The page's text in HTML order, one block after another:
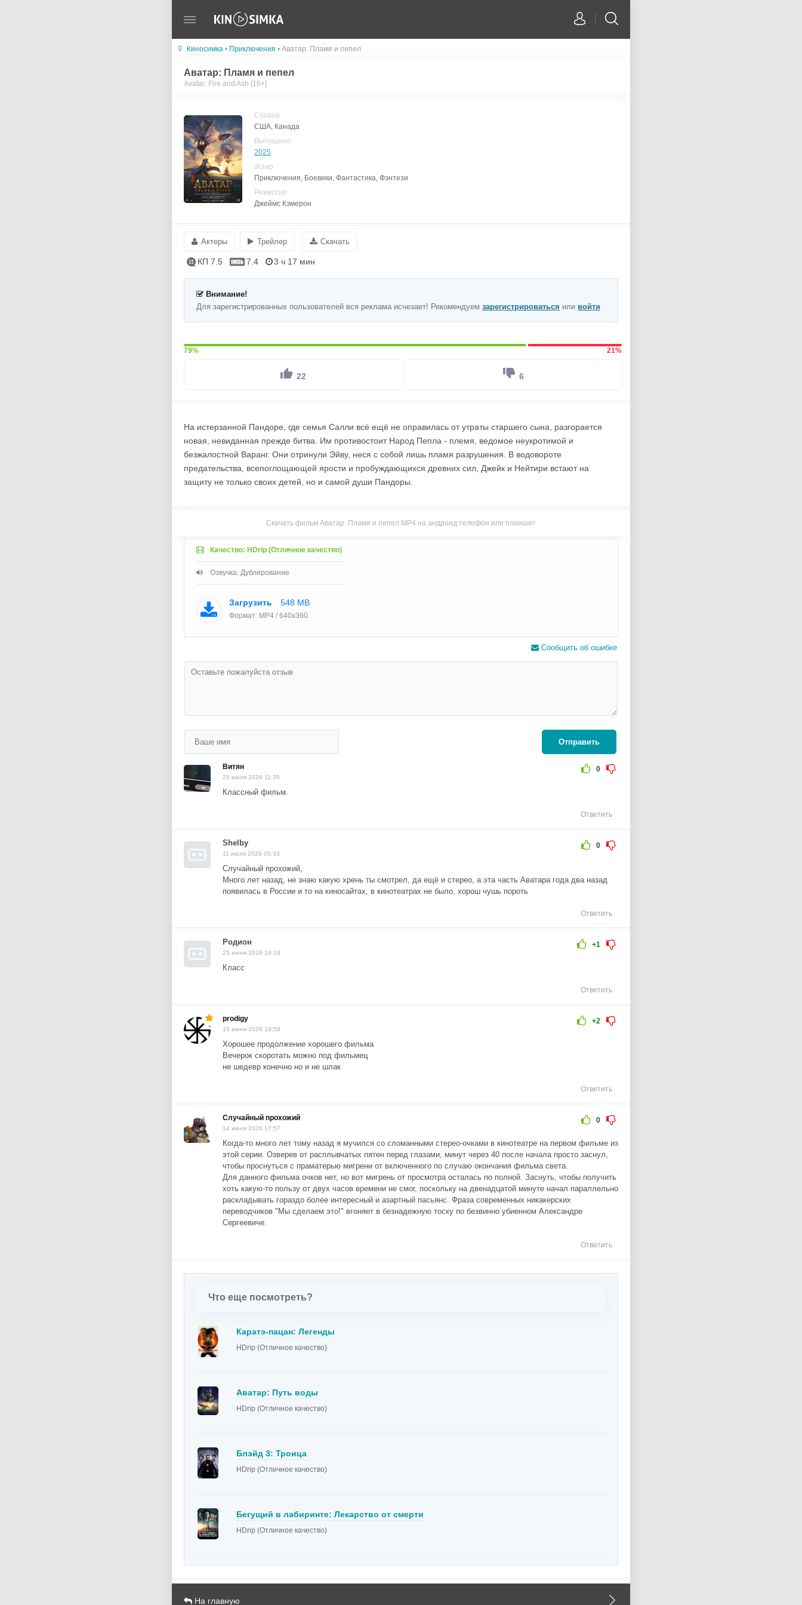
Киносимка • Приключения • Аватар: Пламя и пепел
Аватар: Пламя и пепел
Avatar: Fire and Ash [16+]
Страна
США, Канада
Выпущено
2025
Жанр
Приключения, Боевики, Фантастика, Фэнтези
Режиссер
Джеймс Кэмерон
Актеры Трейлер Скачать
КП 7.5 7.4 3 ч 17 мин
Внимание!
Для зарегистрированных пользователей вся реклама исчезает! Рекомендуем зарегистрироваться или войти
79% 21%
22 6
На истерзанной Пандоре, где семья Салли всё ещё не оправилась от утраты старшего сына, разгорается
новая, невиданная прежде битва. Им противостоит Народ Пепла - племя, ведомое неукротимой и
безжалостной Варанг. Они отринули Эйву, неся с собой лишь пламя разрушения. В водовороте
предательства, всепоглощающей ярости и пробуждающихся древних сил, Джейк и Нейтири встают на
защиту не только своих детей, но и самой души Пандоры.
Скачать фильм Аватар: Пламя и пепел MP4 на андроид телефон или планшет
Качество: HDrip (Отличное качество)
Озвучка: Дублирование
Загрузить 548 MB
Формат: MP4 / 640x360
Сообщить об ошибке
Отправить
0
Витян
25 июля 2026 11:35
Классный фильм.
Ответить
0
Shelby
11 июля 2026 05:33
Случайный прохожий,
Много лет назад, не знаю какую хрень ты смотрел, да ещё и стерео, а эта часть Аватара года два назад
появилась в России и то на киносайтах, в кинотеатрах не было, хорош чушь пороть
Ответить
+1
Родион
25 июня 2026 16:16
Класс
Ответить
+2
prodigy
15 июня 2026 19:58
Хорошее продолжение хорошего фильма
Вечерок скоротать можно под фильмец
не шедевр конечно но и не шлак
Ответить
0
Случайный прохожий
14 июня 2026 17:57
Когда-то много лет тому назад я мучился со сломанными стерео-очками в кинотеатре на первом фильме из
этой серии. Озверев от расплывчатых пятен перед глазами, минут через 40 после начала просто заснул,
чтобы проснуться с праматерью мигрени от включенного по случаю окончания фильма света.
Для данного фильма очков нет, но вот мигрень от просмотра осталась по полной. Заснуть, чтобы получить
хоть какую-то пользу от двух часов времени не смог, поскольку на двенадцатой минуте начал параллельно
раскладывать гораздо более интересный и азартный пасьянс. Фраза современных никакерских
переводчиков "Мы сделаем это!" вгоняет в безнадежную тоску по безвинно убиенном Александре
Сергеевиче.
Ответить
Что еще посмотреть?
Каратэ-пацан: Легенды
HDrip (Отличное качество)
Аватар: Путь воды
HDrip (Отличное качество)
Блэйд 3: Троица
HDrip (Отличное качество)
Бегущий в лабиринте: Лекарство от смерти
HDrip (Отличное качество)
На главную